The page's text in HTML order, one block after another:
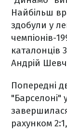
Найбільш
здобули у
чемпіонів-
каталонців
Андрій
Попередні
"Барселоні"
рахунком